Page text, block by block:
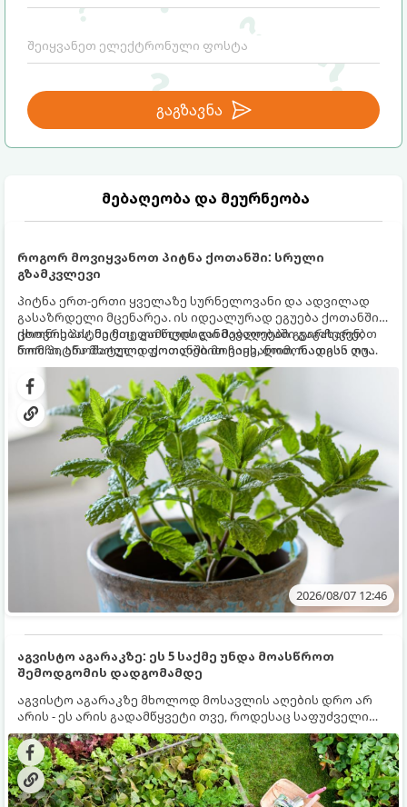
გაგზავნა
მებაღეობა და მეურნეობა
როგორ მოვიყვანოთ პიტნა ქოთანში: სრული
გზამკვლევი
პიტნა ერთ-ერთი ყველაზე სურნელოვანი და ადვილად
გასაზრდელი მცენარეა. ის იდეალურად ეგუება ქოთანში
ცხოვრებას, მეტიც, გამოცდილი მებაღეები გვირჩევენ,
რომ პიტნა მხოლოდ ქოთანში მოვიყვანოთ, რადგან ღია
გრუნტში (ბაღში) დარგვისას ის ფესვებით ძალიან
სწრაფად ვრცელდება და სხვა მცენარეებს ავიწროებს.
ქოთნის პიტნა მთელი წლის განმავლობაში გაგახარებთ
ნორჩი, არომატული ფოთლებით ჩაის, ლიმონათისა თუ
კერძებისთვის.
2026/08/07 12:46
აგვისტო აგარაკზე: ეს 5 საქმე უნდა მოასწროთ
შემოდგომის დადგომამდე
აგვისტო აგარაკზე მხოლოდ მოსავლის აღების დრო არ
არის - ეს არის გადამწყვეტი თვე, როდესაც საფუძველი
ეყრება მომავალი წლის მოსავალს და ბაღი მზადდება
შემოდგომა-ზამთრის სეზონისთვის. იმისათვის, რომ
ნიადაგმა ენერგია აღიდგინოს, ხოლო მცენარეებმა
ზამთარს გაუძლონ, აგვისტოს ბოლომდე 5
მნიშვნელოვანი საქმის გაკეთება უნდა მოასწროთ: